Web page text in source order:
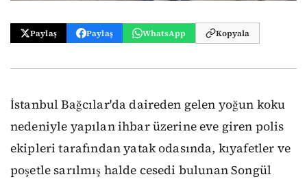
Paylaş Paylaş WhatsApp Kopyala
İstanbul Bağcılar'da daireden gelen yoğun koku
nedeniyle yapılan ihbar üzerine eve giren polis
ekipleri tarafından yatak odasında, kıyafetler ve
poşetle sarılmış halde cesedi bulunan Songül